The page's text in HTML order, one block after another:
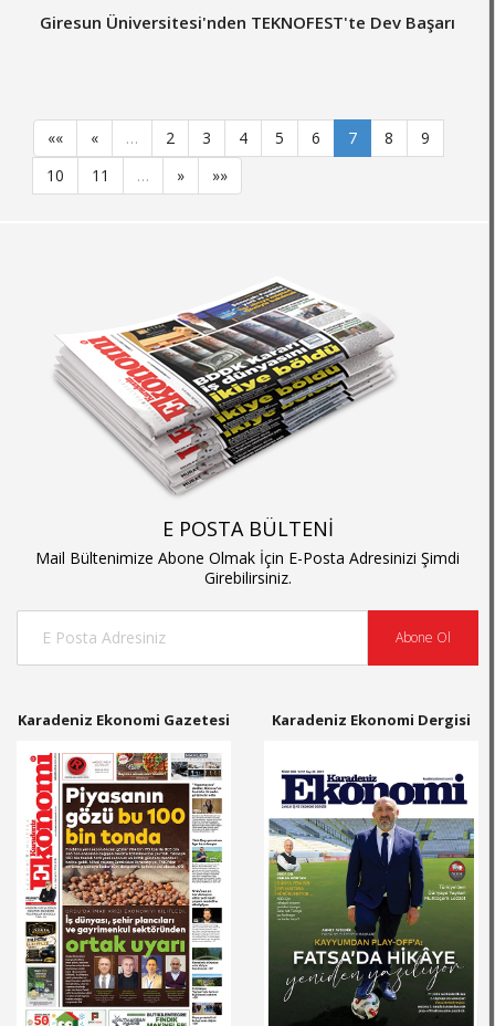
Giresun Üniversitesi'nden TEKNOFEST'te Dev Başarı
«« « … 2 3 4 5 6 7 8
9
10
11 … » »»
E POSTA BÜLTENİ
Mail Bültenimize Abone Olmak İçin E-Posta Adresinizi Şimdi
Girebilirsiniz.
Abone Ol
Karadeniz Ekonomi Gazetesi Karadeniz Ekonomi Dergisi